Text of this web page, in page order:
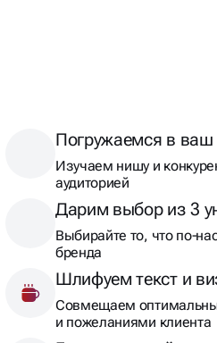
Погружаемся в ваш
Изучаем нишу и
аудиторией
Дарим выбор из 3
Выбирайте то, что
бренда
Шлифуем текст и
Совмещаем
и пожеланиями клиента